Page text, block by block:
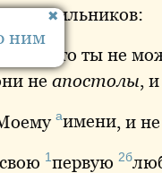
светильников:
, и что ты не
не апостолы,
аимени , и
1первую 2б
ним